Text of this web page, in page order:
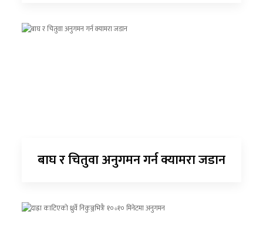
बाघ र चितुवा अनुगमन गर्न क्यामरा जडान